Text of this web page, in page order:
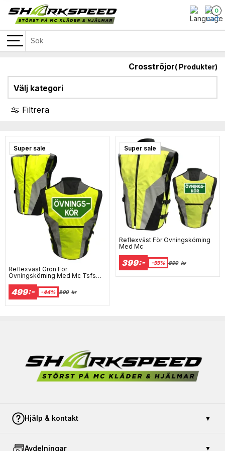
0
Crosströjor( Produkter)
Välj kategori
Filtrera
Super sale
Reflexväst Grön För
Övningskörning Med Mc Tsfs
2010:81
499:- -44% 890 kr
Super sale
Reflexväst För Övningskörning
Med Mc
399:- -55% 890 kr
Hjälp & kontakt ▼
Kontakta oss
Avdelningar ▼